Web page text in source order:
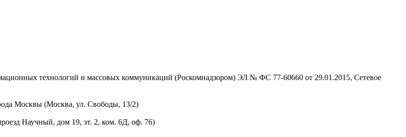
технологий и массовых коммуникаций (Роскомнадзором) ЭЛ № ФС 77-60660 от 29.01.2015, Сетевое
Москвы (Москва, ул. Свободы, 13/2)
Научный, дом 19, эт. 2, ком. 6Д, оф. 76)